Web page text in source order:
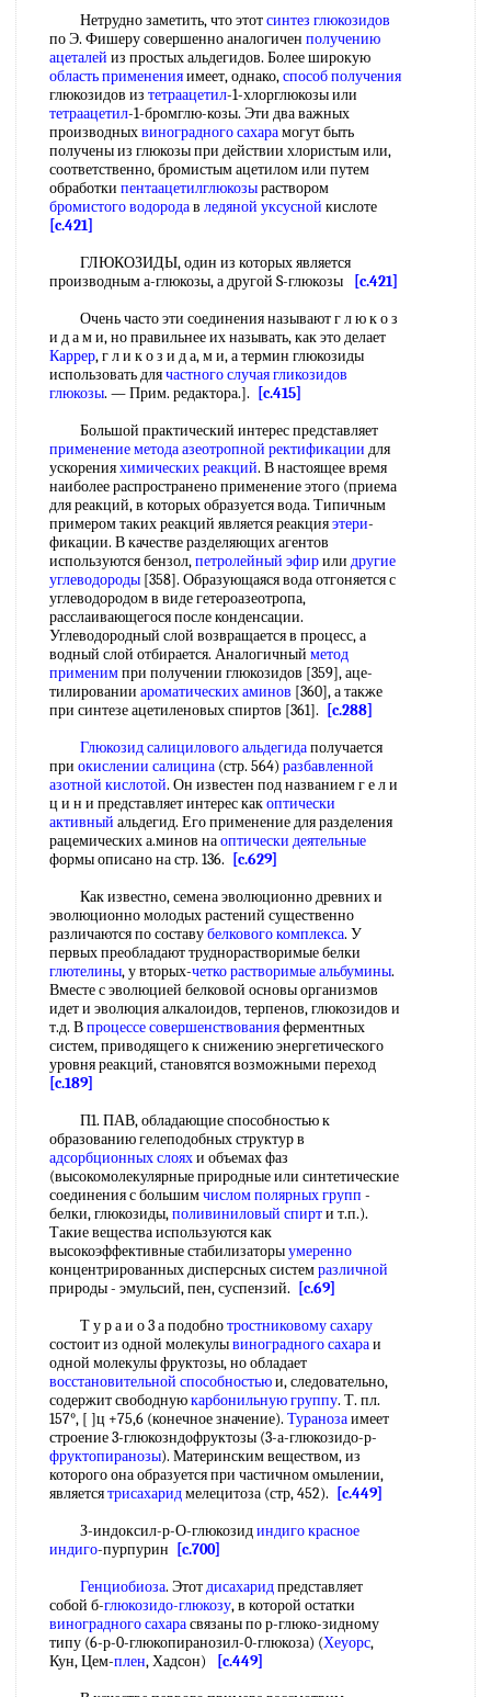
Нетрудно заметить, что этотсинтез глюкозидов
по Э. Фишеру совершенно аналогичен получению
ацеталей из простых альдегидов. Более широкую
область примененияимеет, однако,способ получения
глюкозидов из тетраацетил-1-хлорглюкозы или
тетраацетил-1-бромглю-козы. Эти два важных
производныхвиноградного сахарамогут быть
получены из глюкозы при действии хлористым или,
соответственно, бромистым ацетилом или путем
обработки пентаацетилглюкозыраствором
бромистого водородав ледяной уксусной кислоте
[c.421]
ГЛЮКОЗИДЫ, один из которых является
производным а-глюкозы, а другой S-глюкозы
[c.421]
Очень часто эти соединения называют г л ю к о з
и д а м и, но правильнее их называть, как это делает
Каррер, г л и к о з и д а, м и, а термин глюкозиды
использовать длячастного случаягликозидов
глюкозы. — Прим. редактора.].
[c.415]
Большой практический интерес представляет
применение методаазеотропной ректификации для
ускоренияхимических реакций. В настоящее время
наиболее распространено применение этого (приема
для реакций, в которых образуется вода. Типичным
примером таких реакций является реакцияэтери-
фикации. В качестве разделяющих агентов
используются бензол,петролейный эфирили другие
углеводороды [358]. Образующаяся вода отгоняется с
углеводородом в виде гетероазеотропа,
расслаивающегося после конденсации.
Углеводородный слой возвращается в процесс, а
водный слой отбирается. Аналогичный метод
применимпри получении глюкозидов [359], аце-
тилировании ароматических аминов [360], а также
при синтезе ацетиленовых спиртов [361].
[c.288]
Глюкозид салицилового альдегидаполучается
при окислении салицина (стр. 564) разбавленной
азотной кислотой. Он известен под названием г е л и
ц и н и представляет интерес какоптически
активный альдегид. Его применение для разделения
рацемических а.минов наоптически деятельные
формы описано на стр. 136.
[c.629]
Как известно, семена эволюционно древних и
эволюционно молодых растений существенно
различаются по составубелкового комплекса. У
первых преобладают труднорастворимые белки
глютелины, у вторых-четкорастворимые альбумины.
Вместе с эволюцией белковой основы организмов
идет и эволюция алкалоидов, терпенов, глюкозидов и
т.д. Впроцессе совершенствованияферментных
систем, приводящего к снижению энергетического
уровня реакций, становятся возможными переход
[c.189]
П1. ПАВ, обладающие способностью к
образованию гелеподобных структур в
адсорбционных слояхи объемах фаз
(высокомолекулярные природные или синтетические
соединения с большимчислом полярныхгрупп -
белки, глюкозиды,поливиниловый спирти т.п.).
Такие вещества используются как
высокоэффективные стабилизаторыумеренно
концентрированных дисперсных системразличной
природы - эмульсий, пен, суспензий.
[c.69]
Т у р а и о 3 а подобнотростниковому сахару
состоит из одной молекулывиноградного сахараи
одной молекулы фруктозы, но обладает
восстановительной способностьюи, следовательно,
содержит свободнуюкарбонильную группу. Т. пл.
157°, [ ]ц +75,6 (конечное значение). Туранозаимеет
строение 3-глюкозндофруктозы (3-а-глюкозидо-р-
фруктопиранозы). Материнским веществом, из
которого она образуется при частичном омылении,
являетсятрисахаридмелецитоза (стр, 452).
[c.449]
З-индоксил-р-О-глюкозидиндиго красное
индиго-пурпурин
[c.700]
Генциобиоза. Этотдисахаридпредставляет
собой б-глюкозидо-глюкозу, в которой остатки
виноградного сахарасвязаны по р-глюко-зидному
типу (6-р-0-глюкопиранозил-0-глюкоза) (Хеуорс,
Кун, Цем-плен, Хадсон)
[c.449]